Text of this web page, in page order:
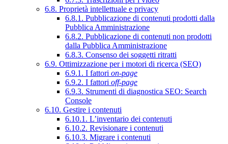
6.8. Proprietà intellettuale e privacy
6.8.1. Pubblicazione di contenuti prodotti dalla
Pubblica Amministrazione
6.8.2. Pubblicazione di contenuti non prodotti
dalla Pubblica Amministrazione
6.8.3. Consenso dei soggetti ritratti
6.9. Ottimizzazione per i motori di ricerca (SEO)
6.9.1. I fattori on-page
6.9.2. I fattori off-page
6.9.3. Strumenti di diagnostica SEO: Search
Console
6.10. Gestire i contenuti
6.10.1. L’inventario dei contenuti
6.10.2. Revisionare i contenuti
6.10.3. Migrare i contenuti